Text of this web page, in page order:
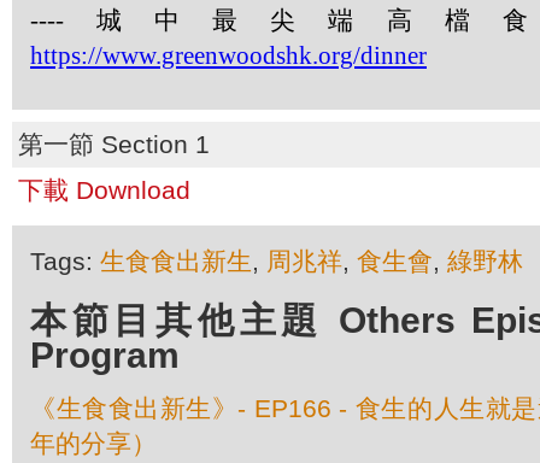
---- 城中最尖端高檔
https://www.greenwoodshk.org/dinner
第一節 Section 1
下載 Download
Tags: 生食食出新生, 周兆祥, 食生會, 綠野林
本節目其他主題 Others
Program
《生食食出新生》- EP166 - 食生的人生就
年的分享）